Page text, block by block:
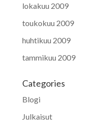
lokakuu 2009
toukokuu 2009
huhtikuu 2009
tammikuu 2009
Categories
Blogi
Julkaisut